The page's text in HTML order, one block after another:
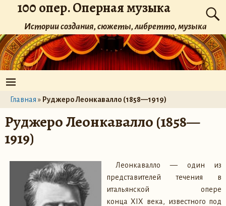
100 опер. Оперная музыка
Истории создания, сюжеты, либретто, музыка
Главная » Руджеро Леонкавалло (1858—1919)
Руджеро Леонкавалло (1858—
1919)
Леонкавалло — один из
представителей течения в
итальянской опере
конца XIX века, известного под